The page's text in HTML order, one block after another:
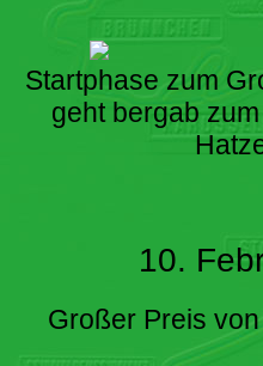
Startphase zum
geht bergab
10.
Großer Preis